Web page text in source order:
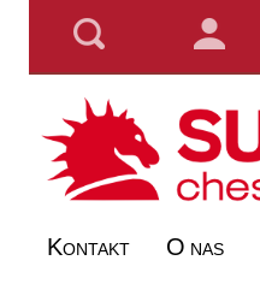
KONTAKT O NAS